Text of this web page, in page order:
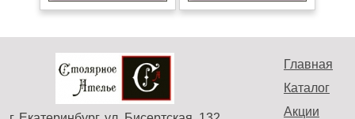
Главная
Каталог
Акции